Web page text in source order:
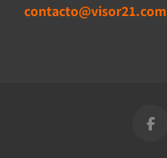
contacto@visor21.com